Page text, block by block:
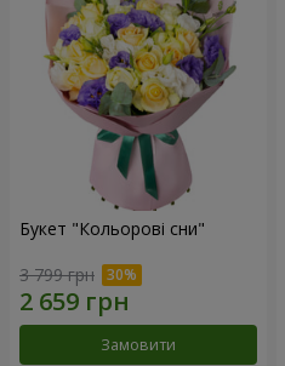
Букет "Кольорові сни"
3 799 грн
Замовити